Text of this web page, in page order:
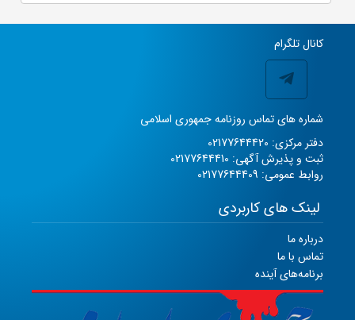
کانال تلگرام
شماره های تماس روزنامه جمهوری اسلامی
دفتر مرکزی: 02177644420
ثبت و پذیرش آگهی: 02177644410
روابط عمومی: 02177644409
لینک های کاربردی
درباره ما
تماس با ما
برنامه‌های آینده